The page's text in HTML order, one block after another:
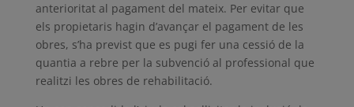
anterioritat al pagament del mateix. Per evitar que
els propietaris hagin d’avançar el pagament de les
obres, s’ha previst que es pugi fer una cessió de la
quantia a rebre per la subvenció al professional que
realitzi les obres de rehabilitació.